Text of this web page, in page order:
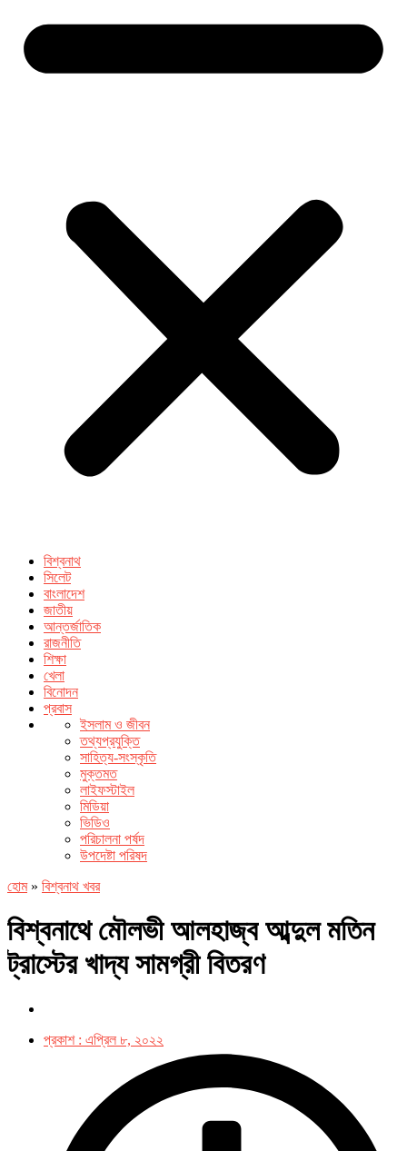
বিশ্বনাথ
সিলেট
বাংলাদেশ
জাতীয়
আন্তর্জাতিক
রাজনীতি
শিক্ষা
খেলা
বিনোদন
প্রবাস
ইসলাম ও জীবন
তথ্যপ্রযুক্তি
সাহিত্য-সংস্কৃতি
মুক্তমত
লাইফস্টাইল
মিডিয়া
ভিডিও
পরিচালনা পর্ষদ
উপদেষ্টা পরিষদ
হোম» বিশ্বনাথ খবর
বিশ্বনাথে মৌলভী আলহাজ্ব আব্দুল মতিন
ট্রাস্টের খাদ্য সামগ্রী বিতরণ
প্রকাশ : এপ্রিল ৮, ২০২২